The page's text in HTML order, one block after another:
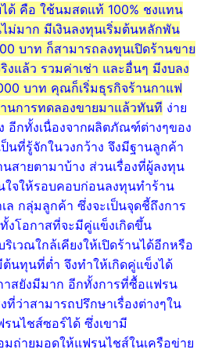
ด้ คือ ใช้นมสดแท้ 100% ชงแทน
ม่มาก มีเงินลงทุนเริ่มต้นหลักพัน
บาท ก็สามารถลงทุนเปิดร้านขาย
งแล้ว รวมค่าเช่า และอื่นๆ มีงบลง
บาท คุณก็เริ่มธุรกิจร้านกาแฟ
นการทดลองขายมาแล้วทันที ง่าย
อีกทั้งเนื่องจากผลิตภัณฑ์ต่างๆของ
ป็นที่รู้จักในวงกว้าง จึงมีฐานลูกค้า
สายตามาบ้าง ส่วนเรื่องที่ผู้ลงทุน
ใจให้รอบคอบก่อนลงทุนทำร้าน
ล กลุ่มลูกค้า ซึ่งจะเป็นจุดชี้ถึงการ
งโอกาสที่จะมีคู่แข็งเกิดขึ้น
ริเวณใกล้เคียงให้เปิดร้านได้อีกหรือ
ต้นทุนที่ต่ำ จึงทำให้เกิดคู่แข็งได้
าสยังมีมาก อีกทั้งการที่ซื้อแฟรน
ว่าสามารถปรึกษาเรื่องต่างๆใน
นไชส์ซอร์ได้ ซึ่งเขามี
ถ่ายมอดให้แฟรนไชส์ในเครือข่าย